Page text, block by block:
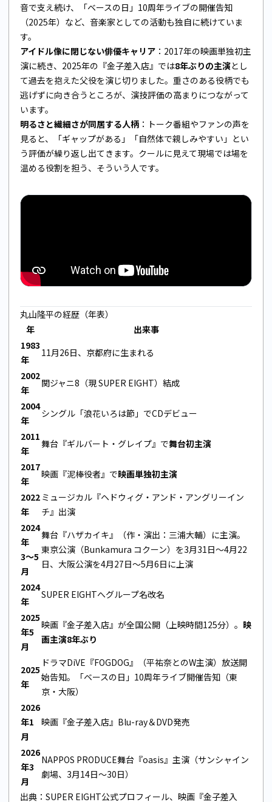
音で支え続け、「ベースの日」10周年ライブの開催告知
（2025年）など、音楽家としての活動も独自に続けていま
す。
アイドル像に閉じない俳優キャリア ：2017年の映画単独初主
演に続き、2025年の『金子差入店』では8年ぶりの主演とし
て過去を抱えた父役を演じ切りました。重さのある役柄でも
逃げずに向き合うところが、演技評価の高まりにつながって
います。
明るさと繊細さが同居する人柄 ：トーク番組やファンの声を
見ると、「ギャップがある」「自然体で親しみやすい」とい
う評価が繰り返し出てきます。クールに見えて現場では場を
温める役割を担う、そういう人です。
丸山隆平の経歴（年表）
年
出来事
1983
年
11月26日、京都府に生まれる
2002
年
関ジャニ8（現 SUPER EIGHT）結成
2004
年
シングル「浪花いろは節」でCDデビュー
2011
年
舞台『ギルバート・グレイプ』で舞台初主演
2017
年
映画『泥棒役者』で映画単独初主演
2022
年
ミュージカル『ヘドウィグ・アンド・アングリーイン
チ』出演
2024
年
3〜5
月
舞台『ハザカイキ』（作・演出：三浦大輔）に主演。
東京公演（Bunkamura コクーン）を3月31日〜4月22
日、大阪公演を4月27日〜5月6日に上演
2024
年
SUPER EIGHTへグループ名改名
2025
年5
月
映画『金子差入店』が全国公開（上映時間125分）。 映
画主演8年ぶり
2025
年
ドラマDiVE『FOGDOG』（平祐奈とのW主演）放送開
始告知。「ベースの日」10周年ライブ開催告知（東
京・大阪）
2026
年1
月
映画『金子差入店』Blu-ray＆DVD発売
2026
年3
月
NAPPOS PRODUCE舞台『oasis』主演（サンシャイン
劇場、3月14日〜30日）
出典： SUPER EIGHT公式プロフィール、 映画『金子差入